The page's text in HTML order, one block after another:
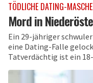
TÖDLICHE DATING-MASCHE
Mord in
Ein 29-jähriger
eine Dating-Falle
Tatverdächtig ist ein